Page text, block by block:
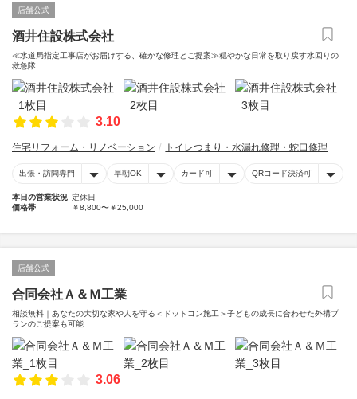
店舗公式
酒井住設株式会社
≪水道局指定工事店がお届けする、確かな修理とご提案≫穏やかな日常を取り戻す水回りの
救急隊
3.10
住宅リフォーム・リノベーション トイレつまり・水漏れ修理・蛇口修理
出張・訪問専門 早朝OK カード可 QRコード決済可
本日の営業状況 定休日
価格帯
￥8,800〜￥25,000
店舗公式
合同会社Ａ＆Ｍ工業
相談無料｜あなたの大切な家や人を守る＜ドットコン施工＞子どもの成長に合わせた外構プ
ランのご提案も可能
3.06